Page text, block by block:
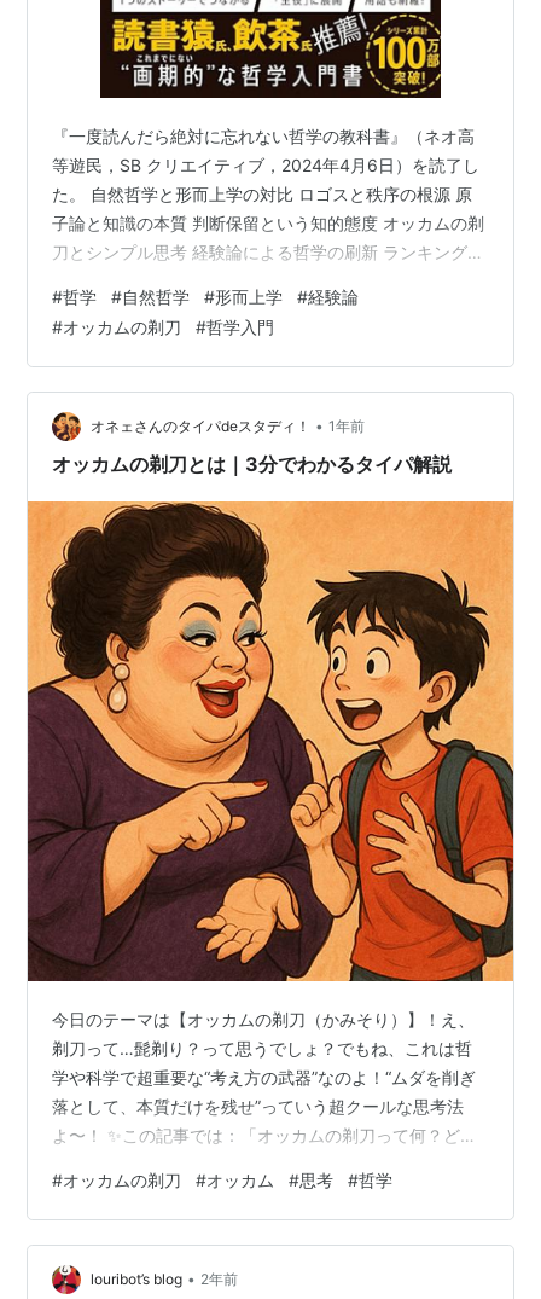
『一度読んだら絶対に忘れない哲学の教科書』（ネオ高
等遊民，SB クリエイティブ，2024年4月6日）を読了し
た。 自然哲学と形而上学の対比 ロゴスと秩序の根源 原
子論と知識の本質 判断保留という知的態度 オッカムの剃
刀とシンプル思考 経験論による哲学の刷新 ランキング参
在を，自然内の原理によって説明する哲学 形而上学 : 自
然や存在を，自然を超えた原理によって説明する哲学
（位置 No. 181） 自らの思考は，自然哲学に寄っている
と感じる。 ロゴスと秩序の根源 知性では決して理解でき
ないが，確かに存在するもの。それがロゴスであり，自
然で…
#哲学 #自然哲学 #形而上学 #経験論
#オッカムの剃刀 #哲学入門
オネェさんのタイパdeスタディ！ • 1年前
オッカムの剃刀とは｜3分でわかるタイパ解説
今日のテーマは【オッカムの剃刀（かみそり）】！え、
剃刀って…髭剃り？って思うでしょ？でもね、これは哲
学や科学で超重要な“考え方の武器”なのよ！“ムダを削ぎ
落として、本質だけを残せ”っていう超クールな思考法
よ〜！ ✨この記事では：「オッカムの剃刀って何？どう
説明が正しい可能性が高いって話よ！・ゴチャゴチャ難
しく考える前に、“余計な仮定は捨てましょ”ってこと🗑️・
科学・心理学・ミステリー…なんでも使える！最強の思
考フィルターなの🕵️‍♀️🔍 👦「オネェさん、オッカムの剃刀
#オッカムの剃刀 #オッカム #思考 #哲学
louribot’s blog • 2年前